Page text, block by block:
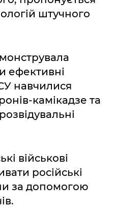
штучного
ефективні
навчилися
камікадзе та
військові
російські
за допомогою